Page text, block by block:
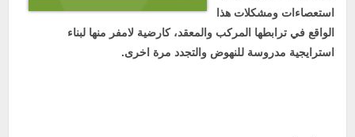
استعصاءات ومشكلات هذا
الواقع في ترابطها المركب والمعقد، كارضية لامفر منها لبناء
استرايجية مدروسة للنهوض والتجدد مرة اخرى.